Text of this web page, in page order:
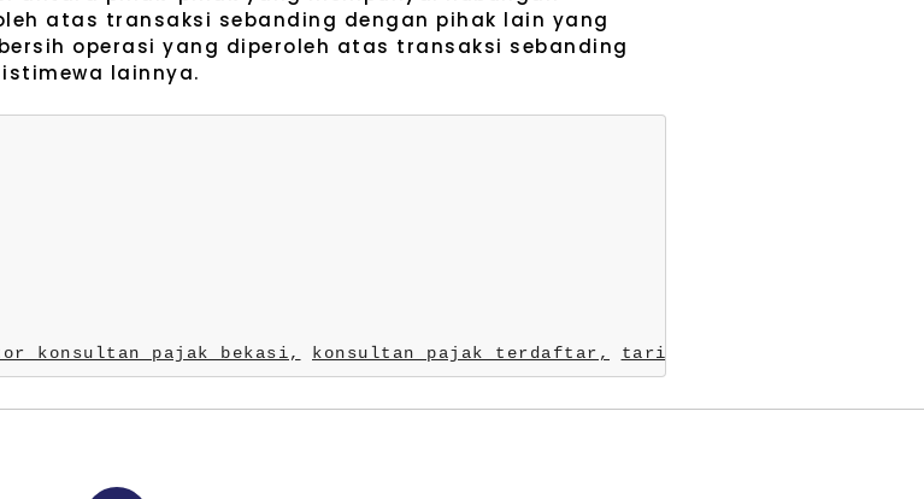
atas transaksi sebanding dengan pihak lain yang
operasi yang diperoleh atas transaksi sebanding
lainnya.
konsultan pajak bekasi, konsultan pajak terdaftar, tarif konsultan pajak,